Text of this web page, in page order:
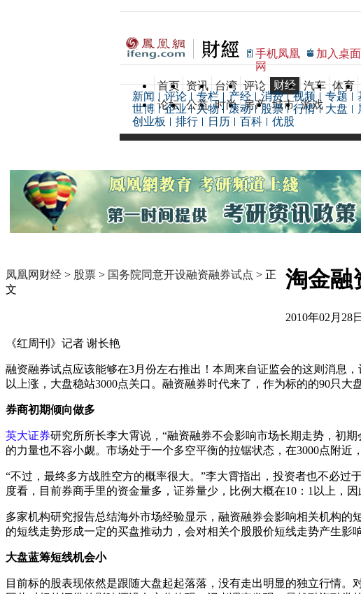
手机凤凰
网
加入桌面
首页 资讯 台湾 评论 财经 汽车 体育
论坛 公益 时尚 房产 城市 游戏
新闻 评论 专栏 产经 消费 视频 专题
世博
企业 人物 滚动 股票 行情 大盘
创业板
排行 日历 百科 优股
凤凰网财经 > 股票 > 国务院同意开设融资融券试点 > 正
文
淘金融
2010年02月28
《红周刊》记者 谢长艳
融资融券试点应该能够在3月份左右推出！本周来自证监会的这则消息
以上涨，大盘稳站3000点关口。融资融券时代来了，作为标的的90只大
券商初期倾向做多
英大证券研究所所长李大霄说，“融资融券不会影响市场长期走势，初
的力量也不容小觑。市场处于一个多空平衡的拉锯状态，在3000点附近
“不过，最终多方战胜空方的概率很大。”李大霄指出，投资者也不必
度看，目前券商手里的资金量多，证券量少，比例大概在10：1以上，
多家机构研究报告总结海外市场经验显示，融资融券会影响相关机构
的短线走势形成一定的买盘推动力，会对相关个股股价短线走势产生影响
大盘蓝筹短线机会小
目前标的股表现依然是跟随大盘起起落落，没有走出明显的独立行情。